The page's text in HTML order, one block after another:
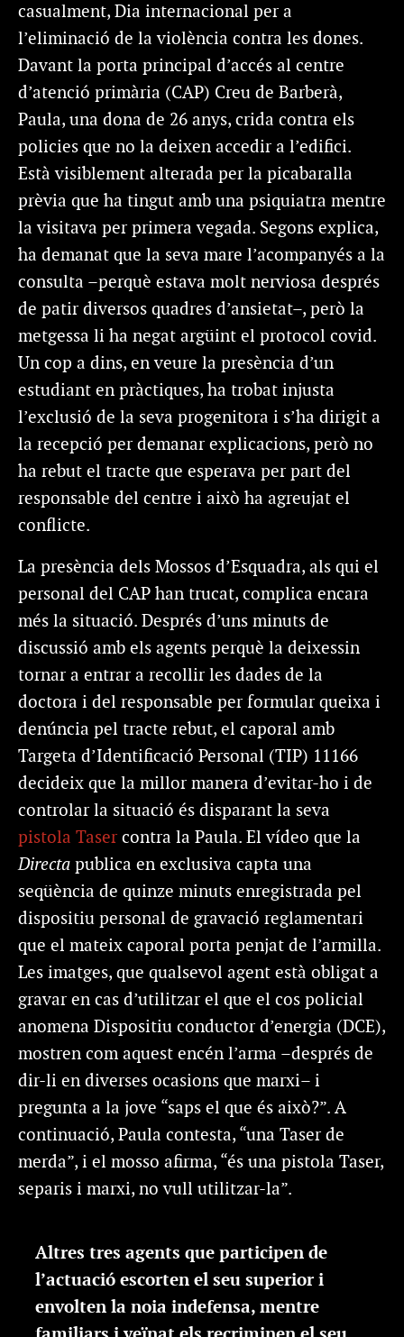
casualment, Dia internacional per a
l’eliminació de la violència contra les dones.
Davant la porta principal d’accés al centre
d’atenció primària (CAP) Creu de Barberà,
Paula, una dona de 26 anys, crida contra els
policies que no la deixen accedir a l’edifici.
Està visiblement alterada per la picabaralla
prèvia que ha tingut amb una psiquiatra mentre
la visitava per primera vegada. Segons explica,
ha demanat que la seva mare l’acompanyés a la
consulta –perquè estava molt nerviosa després
de patir diversos quadres d’ansietat–, però la
metgessa li ha negat argüint el protocol covid.
Un cop a dins, en veure la presència d’un
estudiant en pràctiques, ha trobat injusta
l’exclusió de la seva progenitora i s’ha dirigit a
la recepció per demanar explicacions, però no
ha rebut el tracte que esperava per part del
responsable del centre i això ha agreujat el
conflicte.
La presència dels Mossos d’Esquadra, als qui el
personal del CAP han trucat, complica encara
més la situació. Després d’uns minuts de
discussió amb els agents perquè la deixessin
tornar a entrar a recollir les dades de la
doctora i del responsable per formular queixa i
denúncia pel tracte rebut, el caporal amb
Targeta d’Identificació Personal (TIP) 11166
decideix que la millor manera d’evitar-ho i de
controlar la situació és disparant la seva
pistola Taser contra la Paula. El vídeo que la
Directa publica en exclusiva capta una
seqüència de quinze minuts enregistrada pel
dispositiu personal de gravació reglamentari
que el mateix caporal porta penjat de l’armilla.
Les imatges, que qualsevol agent està obligat a
gravar en cas d’utilitzar el que el cos policial
anomena Dispositiu conductor d’energia (DCE),
mostren com aquest encén l’arma –després de
dir-li en diverses ocasions que marxi– i
pregunta a la jove “saps el que és això?”. A
continuació, Paula contesta, “una Taser de
merda”, i el mosso afirma, “és una pistola Taser,
separis i marxi, no vull utilitzar-la”.
Altres tres agents que participen de
l’actuació escorten el seu superior i
envolten la noia indefensa, mentre